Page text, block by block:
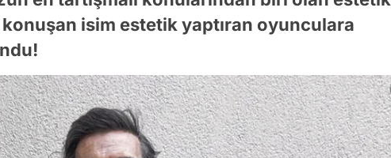
isim estetik yaptıran oyunculara